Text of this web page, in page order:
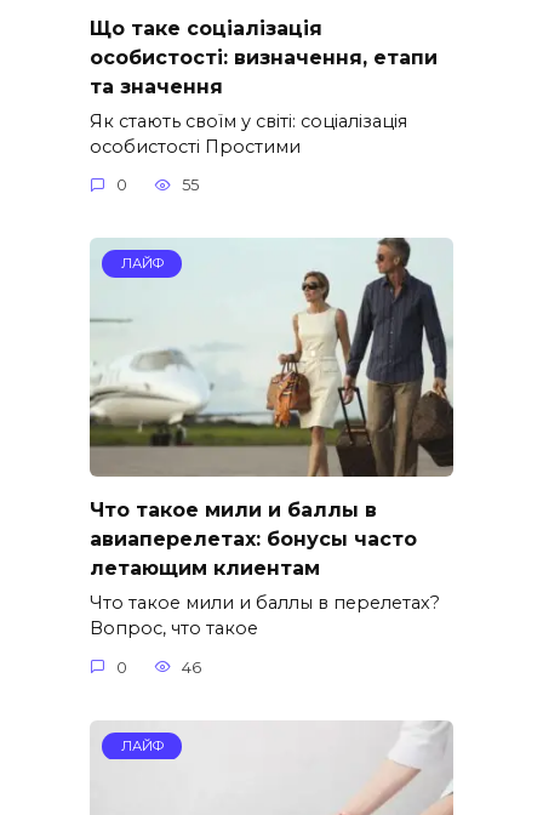
Що таке соціалізація
особистості: визначення, етапи
та значення
Як стають своїм у світі: соціалізація
особистості Простими
0 55
ЛАЙФ
Что такое мили и баллы в
авиаперелетах: бонусы часто
летающим клиентам
Что такое мили и баллы в перелетах?
Вопрос, что такое
0 46
ЛАЙФ